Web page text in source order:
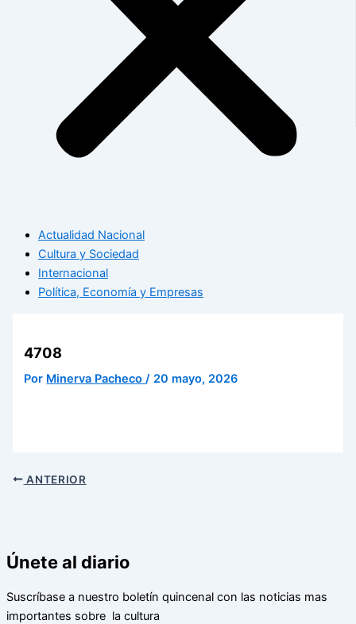
Actualidad Nacional
Cultura y Sociedad
Internacional
Política, Economía y Empresas
4708
Por Minerva Pacheco / 20 mayo, 2026
ANTERIOR
Únete al diario
Suscríbase a nuestro boletín quincenal con las noticias mas
importantes sobre la cultura